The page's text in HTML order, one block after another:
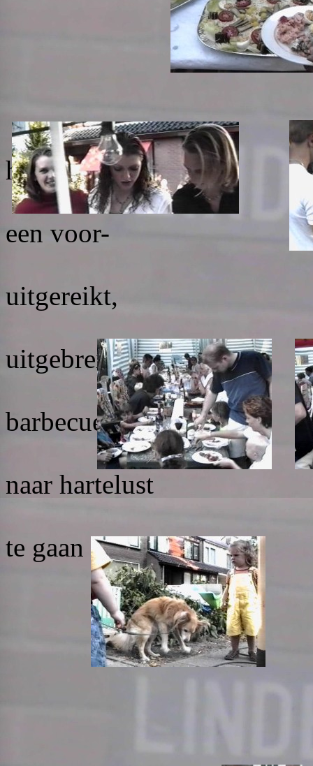
Om
het dan zover:
een voor-
uitgereikt,
uitgebreid assor-
barbecue vlees,
om
naar hartelust
te gaan